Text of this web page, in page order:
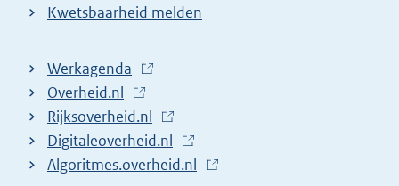
Kwetsbaarheid melden
Werkagenda
E
x
t
e
Overheid.nl
E
x
t
Rijksoverheid.nl
E
x
Digitaleoverheid.nl
E
Algoritmes.overheid.nl